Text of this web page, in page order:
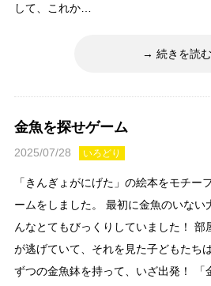
して、これか…
続きを読む
金魚を探せゲーム
2025/07/28 いろどり
「きんぎょがにげた」の絵本をモチー
ームをしました。 最初に金魚のいない
んなとてもびっくりしていました！ 部
が逃げていて、それを見た子どもたち
ずつの金魚鉢を持って、いざ出発！ 「